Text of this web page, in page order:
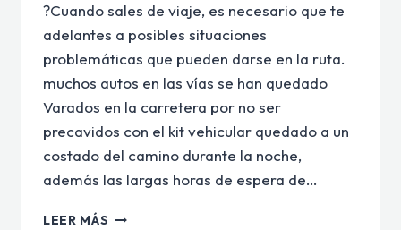
?Cuando sales de viaje, es necesario que te
adelantes a posibles situaciones
problemáticas que pueden darse en la ruta.
muchos autos en las vías se han quedado
Varados en la carretera por no ser
precavidos con el kit vehicular quedado a un
costado del camino durante la noche,
además las largas horas de espera de…
LEER MÁS ¿SABES